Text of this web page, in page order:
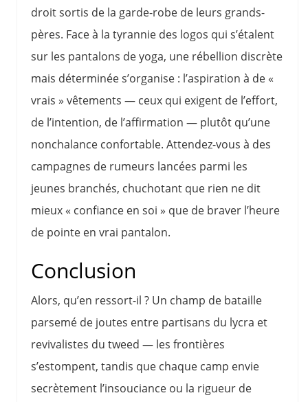
droit sortis de la garde-robe de leurs grands-
pères. Face à la tyrannie des logos qui s’étalent
sur les pantalons de yoga, une rébellion discrète
mais déterminée s’organise : l’aspiration à de «
vrais » vêtements — ceux qui exigent de l’effort,
de l’intention, de l’affirmation — plutôt qu’une
nonchalance confortable. Attendez-vous à des
campagnes de rumeurs lancées parmi les
jeunes branchés, chuchotant que rien ne dit
mieux « confiance en soi » que de braver l’heure
de pointe en vrai pantalon.
Conclusion
Alors, qu’en ressort-il ? Un champ de bataille
parsemé de joutes entre partisans du lycra et
revivalistes du tweed — les frontières
s’estompent, tandis que chaque camp envie
secrètement l’insouciance ou la rigueur de